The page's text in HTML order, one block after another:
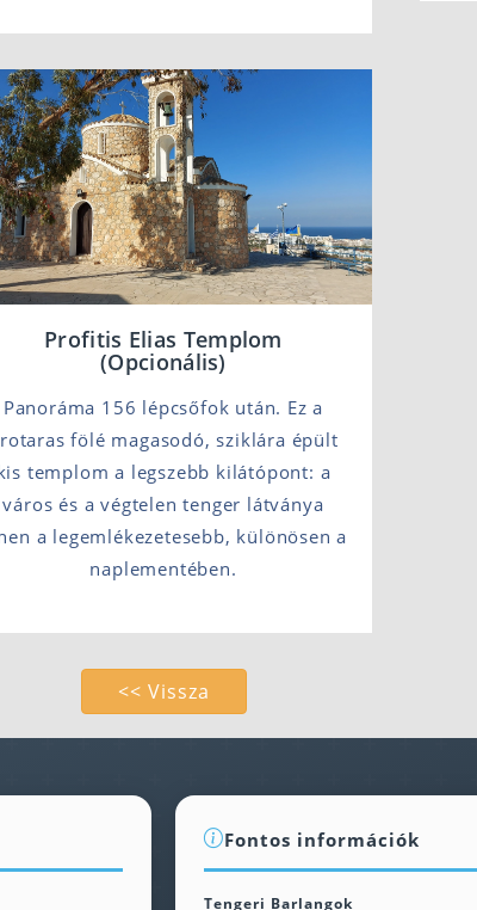
Profitis Elias Templom
(Opcionális)
Panoráma 156 lépcsőfok után. Ez a
fölé magasodó, sziklára épült
templom a legszebb kilátópont: a
város és a végtelen tenger látványa
a legemlékezetesebb, különösen a
naplementében.
<< Vissza
Fontos információk
Tengeri Barlangok